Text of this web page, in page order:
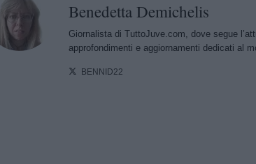
Benedetta Demichelis
Giornalista di TuttoJuve.com, dove segue
approfondimenti e aggiornamenti dedicati al
BENNID22